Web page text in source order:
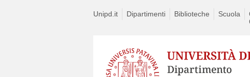
Unipd.it Dipartimenti Biblioteche Scuola